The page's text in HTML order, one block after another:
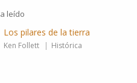
leído
Los pilares de la tierra
Ken Follett Histórica